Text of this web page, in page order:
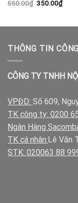
550.00₫ Giá
350.00₫Giá
hiện
THÔNG TIN
CÔNG TY TNHH
VPĐD: Số 609,
TK công ty: 0200
Ngân Hàng
TK cá nhân:Lê Văn
STK: 020063 88